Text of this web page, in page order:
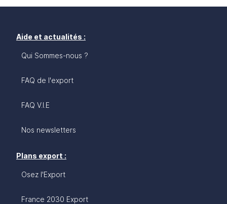
Aide et actualités :
Qui Sommes-nous ?
FAQ de l'export
FAQ V.I.E
Nos newsletters
Plans export :
Osez l'Export
France 2030 Export